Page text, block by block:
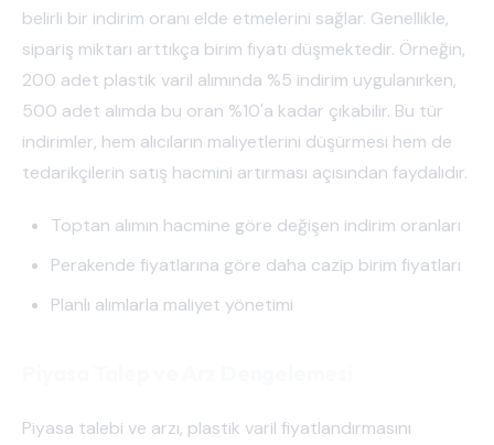
belirli bir indirim oranı elde etmelerini sağlar. Genellikle,
sipariş miktarı arttıkça birim fiyatı düşmektedir. Örneğin,
200 adet plastik varil alımında %5 indirim uygulanırken,
500 adet alımda bu oran %10'a kadar çıkabilir. Bu tür
indirimler, hem alıcıların maliyetlerini düşürmesi hem de
tedarikçilerin satış hacmini artırması açısından faydalıdır.
Toptan alımın hacmine göre değişen indirim oranları
Perakende fiyatlarına göre daha cazip birim fiyatları
Planlı alımlarla maliyet yönetimi
Piyasa talebi ve arzı, plastik varil fiyatlandırmasını